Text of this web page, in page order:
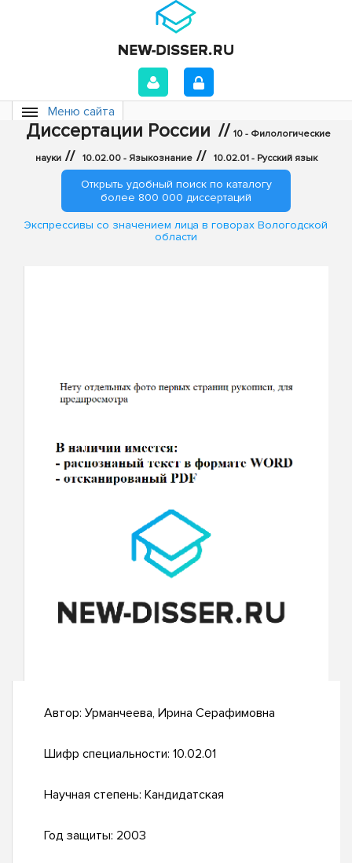
Меню сайта
Диссертации России // 10 - Филологические
науки // 10.02.00 - Языкознание // 10.02.01 - Русский язык
Открыть удобный поиск по каталогу
более 800 000 диссертаций
Экспрессивы со значением лица в говорах Вологодской
области
Автор: Урманчеева, Ирина Серафимовна
Шифр специальности: 10.02.01
Научная степень: Кандидатская
Год защиты: 2003